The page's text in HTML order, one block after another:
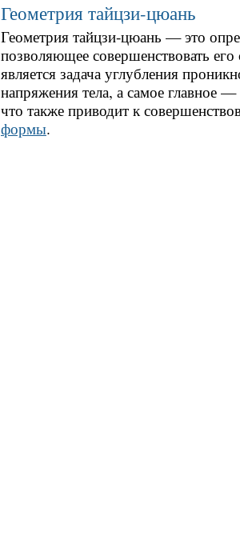
Геометрия тайцзи-цюань
Геометрия тайцзи-цюань — это
позволяющее совершенствовать
является задача углубления
напряжения тела, а самое главное
что также приводит к
формы.